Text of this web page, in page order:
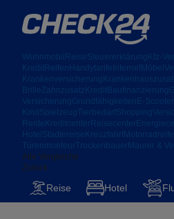
Wohnmobil ReiseSteuererklärung Kfz-
Kredit
Reifen Handytarife Internet Möbel
Krankenversicherung
BrilleZahnzusatz Kredit Baufinanzierung
VersicherungGrundfähigkeiten E-
Kind SpielzeugTierbedarf Shopping
Rente Kreditcenter Reisecenter
Hotel Städtereise Kreuzfahrt
Türenmonteur Trockenbauer Maurer &
Alle Vergleiche
Zurück
Reise Hotel